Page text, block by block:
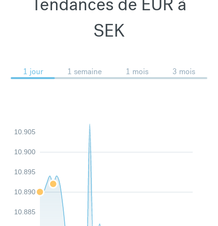
SEK
1 jour 1 semaine 1 mois 3 mois
10.885
10.890
10.895
10.900
10.905